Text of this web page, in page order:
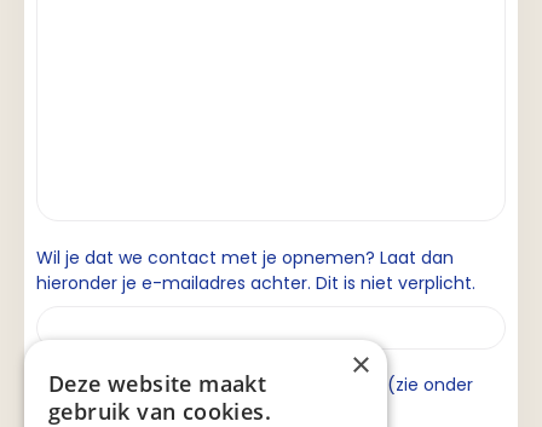
Wil je dat we contact met je opnemen? Laat dan
hieronder je e-mailadres achter. Dit is niet verplicht.
Ik ga akkoord met de privacyverklaring (zie onder
aan de pagina).
×
Deze website maakt
gebruik van cookies.